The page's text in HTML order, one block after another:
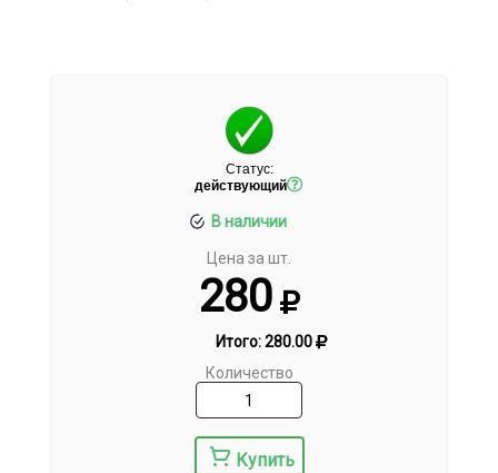
Статус:
действующий
В наличии
Цена за шт.
280
Итого:280.00
Количество
Купить